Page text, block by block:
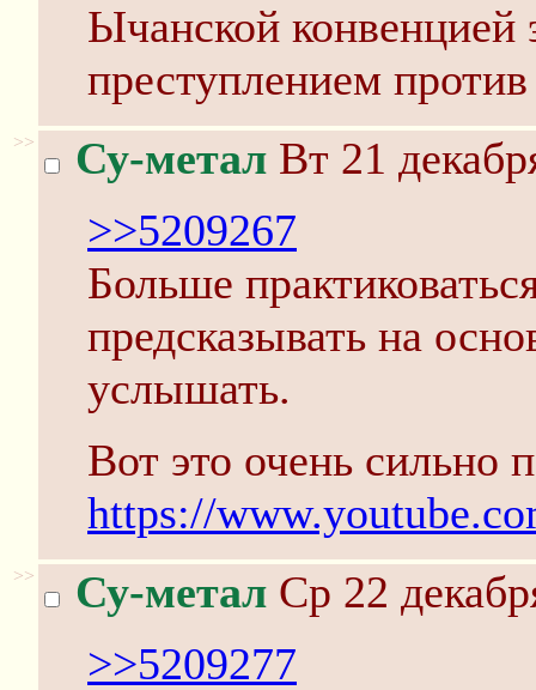
Ычанской конвенцией
преступлением против
>> Су-метал Вт 21
>>5209267
Больше
предсказывать на
услышать.
Вот это очень сильно
https://
>> Су-метал Ср 22
>>5209277